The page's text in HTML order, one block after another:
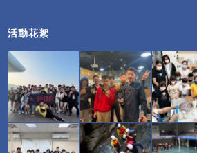
活動花絮